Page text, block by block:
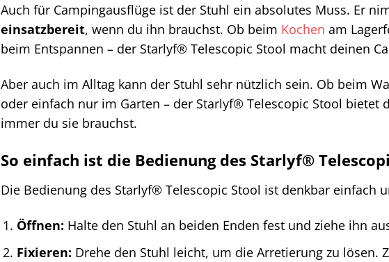
Auch für Campingausflüge ist der Stuhl ein absolutes Muss. Er
einsatzbereit, wenn du ihn brauchst. Ob beim Kochen am
beim Entspannen – der Starlyf® Telescopic Stool macht deinen
Aber auch im Alltag kann der Stuhl sehr nützlich sein. Ob beim
oder einfach nur im Garten – der Starlyf® Telescopic Stool bietet
immer du sie brauchst.
So einfach ist die Bedienung des Starlyf®
Die Bedienung des Starlyf® Telescopic Stool ist denkbar einfach
Öffnen: Halte den Stuhl an beiden Enden fest und ziehe ihn
Fixieren: Drehe den Stuhl leicht, um die Arretierung zu lösen.